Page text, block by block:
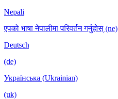
Nepali
एपको भाषा नेपालीमा परिवर्तन गर्नुहोस् (ne)
Deutsch
(de)
Українська (Ukrainian)
(uk)